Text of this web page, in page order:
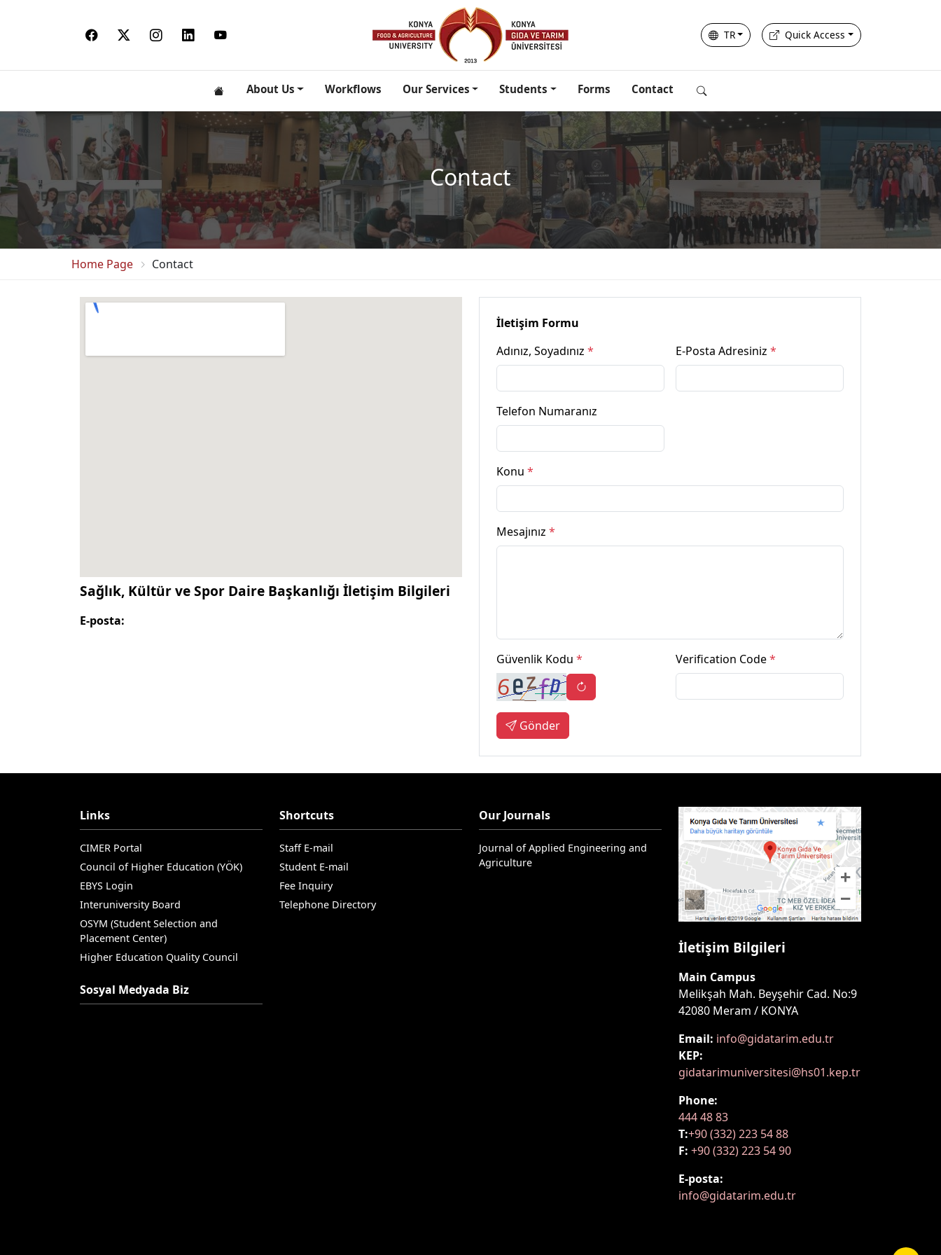
TR Quick Access
About Us Workflows Our Services Students Forms Contact
Contact
Home Page Contact
Sağlık, Kültür ve Spor Daire Başkanlığı İletişim Bilgileri
E-posta:
İletişim Formu
Adınız, Soyadınız * E-Posta Adresiniz *
Telefon Numaranız
Konu *
Mesajınız *
Güvenlik Kodu * Verification Code*
Gönder
Links
CIMER Portal
Council of Higher Education (YÖK)
EBYS Login
Interuniversity Board
OSYM (Student Selection and
Placement Center)
Higher Education Quality Council
Sosyal Medyada Biz
Shortcuts
Staff E-mail
Student E-mail
Fee Inquiry
Telephone Directory
Our Journals
Journal of Applied Engineering and
Agriculture
İletişim Bilgileri
Main Campus
Melikşah Mah. Beyşehir Cad. No:9
42080 Meram / KONYA
Email: info@gidatarim.edu.tr
KEP:
gidatarimuniversitesi@hs01.kep.tr
Phone:
444 48 83
T:+90 (332) 223 54 88
F: +90 (332) 223 54 90
E-posta:
info@gidatarim.edu.tr